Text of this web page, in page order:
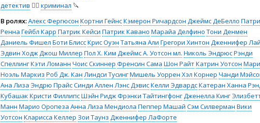
детектив 🕵️‍♂️ криминал 🔪
В ролях:Алекс Фергюсон Кортни ГейнсКэмерон Ричардсон Джеймс ДеБелло
Ренна Гейбл Карр Патрик Кейси Патрик Кавано Марайа Делфино Тони Денмен
Даниель Фишел Боти БлиссКрис Оуэн Татьяна Али Грегори Хинтон Дженнифер
Эдвин ХоджДжош Миллер Пол Х. Ким Джеймс А. Уотсон мл. Николь ЭндрюсРэнди
СпеллингКэти Ломанн Чоис Скиннер Френсин Сама Шон РайтКатрин Уотсон Мари
Ноэль Маркиз Роб Дж. Кан Линдси ТусингМишель Уоррен Хэл Корнер Чанди
Ана Лиза Эндрю ПрайсСинди Аллен Лэнс ДэвисКелли ЭдвардсКатеран Ханна
Кубашак Кристи ФиллипсШэйн РиджФрэнки ТайтингфонгДженелла Кинг
Манн Марио Оропеза Анна Лиза Мендиола Пеппер Машай Сэм Силверман Вики
Уотсон Кларисса Келлер Зои Таунз Дженнифер ЛаФорте